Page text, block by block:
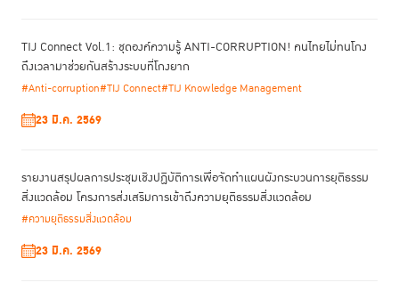
TIJ Connect Vol.1: ชุดองค์ความรู้ ANTI-CORRUPTION! คนไทยไม่ทนโกง
ถึงเวลามาช่วยกันสร้างระบบที่โกงยาก
#Anti-corruption#TIJ Connect#TIJ Knowledge Management
23 มี.ค. 2569
รายงานสรุปผลการประชุมเชิงปฏิบัติการเพื่อจัดทําแผนผังกระบวนการยุติธรรม
สิ่งแวดล้อม โครงการส่งเสริมการเข้าถึงความยุติธรรมสิ่งแวดล้อม
#ความยุติธรรมสิ่งแวดล้อม
23 มี.ค. 2569